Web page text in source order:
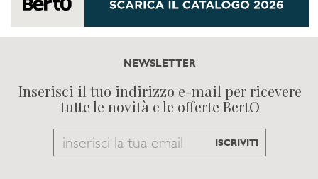
NEWSLETTER
Inserisci il tuo indirizzo e-mail per ricevere
tutte le novità e le offerte BertO
Email ISCRIVITI